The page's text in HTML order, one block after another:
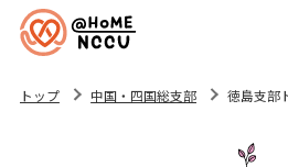
トップ 中国・四国総支部 徳島支部